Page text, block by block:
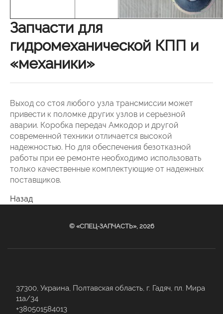
Запчасти для
гидромеханической КПП и
«механики»
Выход со стоя любого узла трансмиссии может
привести к поломке других узлов и серьезной
аварии. Коробка передач Амкодор и другой
современной техники отличается высокой
надежностью. Но для обеспечения безотказной
работы при ее ремонте необходимо использовать
только качественные комплектующие от надежных
поставщиков.
Назад
© «СПЕЦ-ЗАПЧАСТЬ», 2026
37300, Украина, Полтавская область, г. Гадяч, пл. Мира
11а/34
+380501584013